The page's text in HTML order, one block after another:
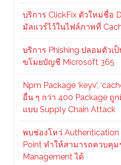
บริการ ClickFix ตัวใหม่ชื่อ
มัลแวร์ไว้ในไฟล์ภาพที่
บริการ Phishing ปลอมตัวเ
ขโมยบัญชี Microsoft 365
Npm Package ‘keyv’,
อื่น ๆ กว่า 400 Package ถู
แบบ Supply Chain Attack
พบช่องโหว่ Authentication
Point ทำให้สามารถควบคุม
Management ได้